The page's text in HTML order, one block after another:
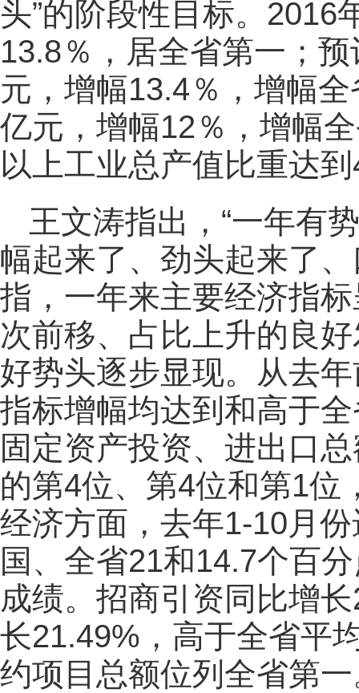
头”的阶段性目标。2016
13.8％，居全省第一；
元，增幅13.4％，增幅
亿元，增幅12％，增幅
以上工业总产值比重达
王文涛指出，“一年有
幅起来了、劲头起来了
指，一年来主要经济指
次前移、占比上升的良
好势头逐步显现。从去
指标增幅均达到和高于
固定资产投资、进出口
的第4位、第4位和第1位
经济方面，去年1-10月
国、全省21和14.7个百
成绩。招商引资同比增
长21.49%，高于全省平
约项目总额位列全省第